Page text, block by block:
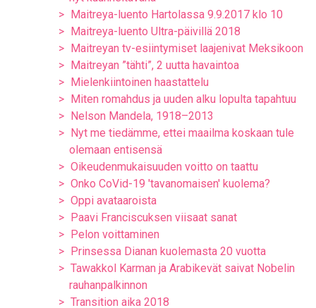
Maitreya-luento Hartolassa 9.9.2017 klo 10
Maitreya-luento Ultra-päivillä 2018
Maitreyan tv-esiintymiset laajenivat Meksikoon
Maitreyan ”tähti”, 2 uutta havaintoa
Mielenkiintoinen haastattelu
Miten romahdus ja uuden alku lopulta tapahtuu
Nelson Mandela, 1918–2013
Nyt me tiedämme, ettei maailma koskaan tule
olemaan entisensä
Oikeudenmukaisuuden voitto on taattu
Onko CoVid-19 'tavanomaisen' kuolema?
Oppi avataaroista
Paavi Franciscuksen viisaat sanat
Pelon voittaminen
Prinsessa Dianan kuolemasta 20 vuotta
Tawakkol Karman ja Arabikevät saivat Nobelin
rauhanpalkinnon
Transition aika 2018